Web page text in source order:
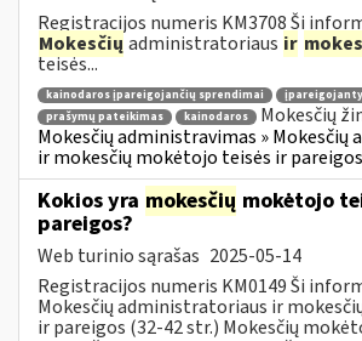
Registracijos numeris KM3708 Ši
Mokesčių administratoriaus ir
teisės...
kainodaros įpareigojančių sprendimai
prašymų pateikimas
kainodaros
Mokesčių
Mokesčių administravimas »
ir mokesčių mokėtojo teisės ir
Kokios yra mokesčių mokėtojo
pareigos?
Web turinio sąrašas 2025-05-14
Registracijos numeris KM0149 Ši
Mokesčių administratoriaus ir
ir pareigos (32-42 str.) Mokesčių